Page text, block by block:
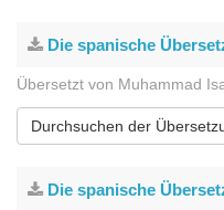
Die spanische
Übersetzt von Muhammad
Durchsuchen der
Die spanische